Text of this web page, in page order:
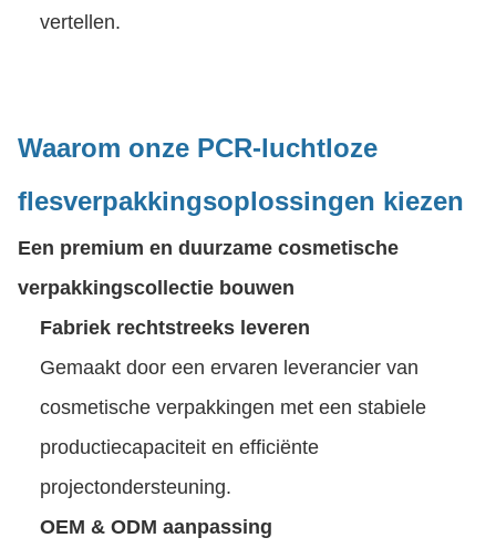
vertellen.
Waarom onze PCR-luchtloze
flesverpakkingsoplossingen kiezen
Een premium en duurzame cosmetische
verpakkingscollectie bouwen
Fabriek rechtstreeks leveren
Gemaakt door een ervaren leverancier van
cosmetische verpakkingen met een stabiele
productiecapaciteit en efficiënte
projectondersteuning.
OEM & ODM aanpassing